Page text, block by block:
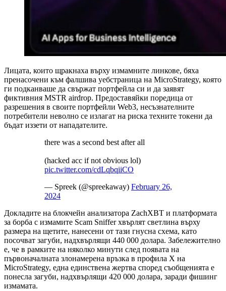
Лицата, които щракнаха върху измамните линкове, бяха
пренасочени към фалшива уебстраница на MicroStrategy, която
ги подканваше да свържат портфейла си и да заявят
фиктивния MSTR airdrop. Предоставяйки поредица от
разрешения в своите портфейли Web3, несъзнателните
потребители неволно се излагат на риска техните токени да
бъдат иззети от нападателите.
there was a second best after all
(hacked acc if not obvious lol)
pic.twitter.com/cdLqbqiiCO
— Spreek (@spreekaway) February 26,
2024
Докладите на блокчейн анализатора ZachXBT и платформата
за борба с измамите Scam Sniffer хвърлят светлина върху
размера на щетите, нанесени от тази гнусна схема, като
посочват загуби, надхвърлящи 440 000 долара. Забележително
е, че в рамките на няколко минути след появата на
първоначалната злонамерена връзка в профила X на
MicroStrategy, една единствена жертва според съобщенията е
понесла загуби, надхвърлящи 420 000 долара, заради фишинг
измамата.